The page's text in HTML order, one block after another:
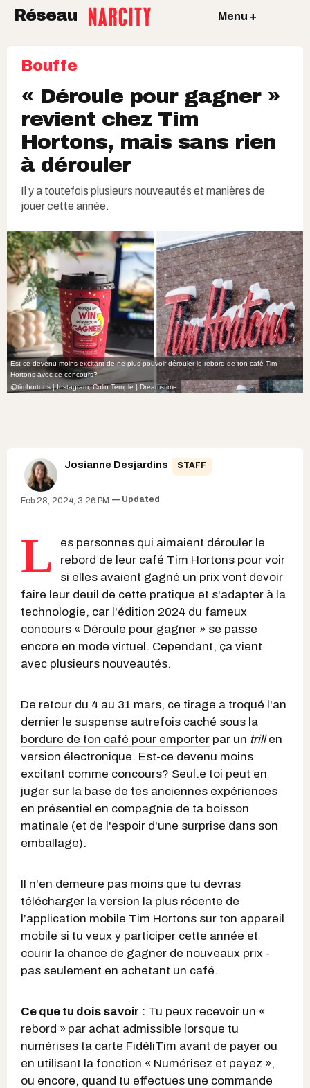
Réseau Menu +
Bouffe
« Déroule pour gagner »
revient chez Tim
Hortons, mais sans rien
à dérouler
Il y a toutefois plusieurs nouveautés et manières de
jouer cette année.
Est-ce devenu moins excitant de ne plus pouvoir dérouler le rebord de ton café Tim
Hortons avec ce concours?
@timhortons | Instagram, Colin Temple | Dreamstime
Josianne Desjardins STAFF
Feb 28, 2024, 3:26 PM Updated
L
es personnes qui aimaient dérouler le
rebord de leur café Tim Hortons pour voir
si elles avaient gagné un prix vont devoir
faire leur deuil de cette pratique et s'adapter à la
technologie, car l'édition 2024 du fameux
concours « Déroule pour gagner » se passe
encore en mode virtuel. Cependant, ça vient
avec plusieurs nouveautés.
De retour du 4 au 31 mars, ce tirage a troqué l'an
dernier le suspense autrefois caché sous la
bordure de ton café pour emporter par un trillen
version électronique. Est-ce devenu moins
excitant comme concours? Seul.e toi peut en
juger sur la base de tes anciennes expériences
en présentiel en compagnie de ta boisson
matinale (et de l'espoir d'une surprise dans son
emballage).
Il n'en demeure pas moins que tu devras
télécharger la version la plus récente de
l’application mobile Tim Hortons sur ton appareil
mobile si tu veux y participer cette année et
courir la chance de gagner de nouveaux prix -
pas seulement en achetant un café.
Ce que tu dois savoir : Tu peux recevoir un «
rebord » par achat admissible lorsque tu
numérises ta carte FidéliTim avant de payer ou
en utilisant la fonction « Numérisez et payez »,
ou encore, quand tu effectues une commande